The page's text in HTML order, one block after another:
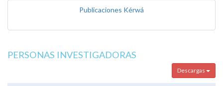
Publicaciones Kérwá
PERSONAS INVESTIGADORAS
Descargas